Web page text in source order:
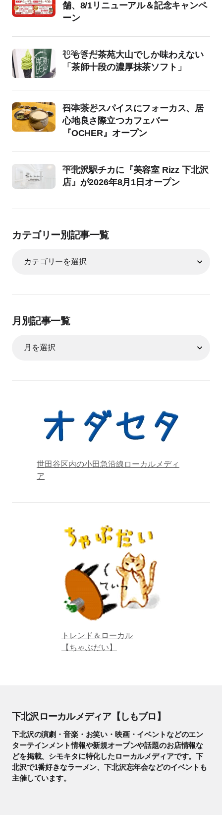
舗、8/1リニューアル＆記念キャンペ
ーン
しもきた茶苑大山でしか味わえない
「茶師十段の濃厚抹茶ソフト」
2026-07-31
日本茶とスパイスにフォーカス、居
心地良さ際立つカフェバー
『OCHER』オープン
2026-07-31
下北沢駅チカに『美容室 Rizz 下北沢
店』が2026年8月1日オープン
2026-07-31
カテゴリー別記事一覧
月別記事一覧
世田谷区内の小田急沿線ローカルメディ
ア
トレンド＆ローカル
【ちゃぶだい】
下北沢ローカルメディア【しもブロ】
下北沢の演劇・音楽・お笑い・映画・イベントなどのエン
ターテインメント情報や新規オープンや話題のお店情報な
どを掲載、シモキタに特化したローカルメディアです。下
北沢で1番好きなラーメン、下北沢忘年会などのイベントも
主催しています。